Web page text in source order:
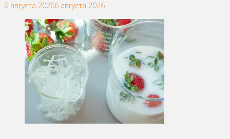
6 августа 20266 августа 2026